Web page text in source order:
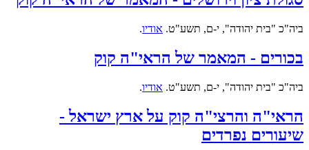
ביה"כ "בית יהודה", י-ם, תשע"ט. אודיו.
בכורים - המאמר של הראי"ה קוק
ביה"כ "בית יהודה", י-ם, תשע"ט. אודיו.
הראי"ה והרצי"ה קוק על ארץ ישראל -
שיעורים נפרדים